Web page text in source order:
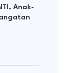
Anak-